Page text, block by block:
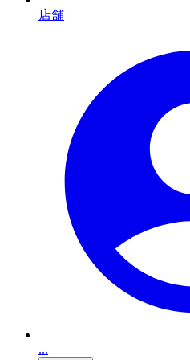
店舗
...